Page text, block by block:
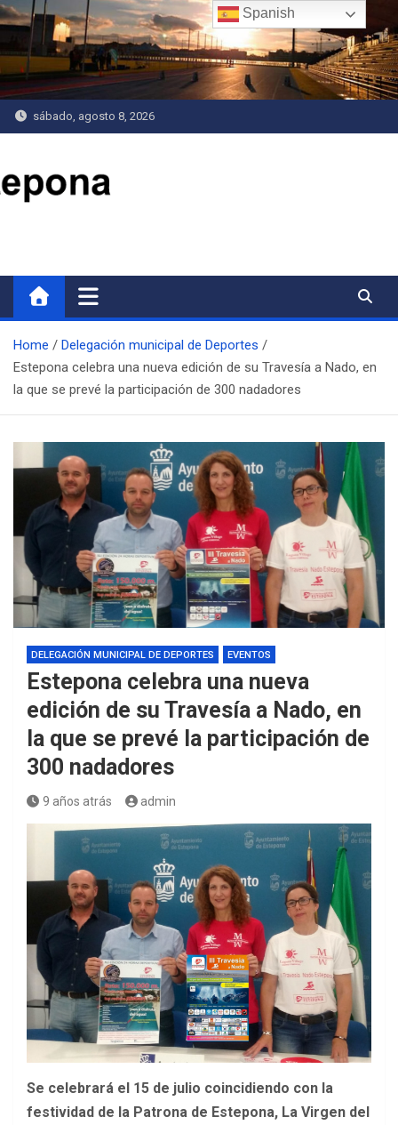
Saltar
contenido
sábado, agosto 8, 2026
Home
Delegación municipal de Deportes
Estepona celebra una nueva edición de su Travesía a Nado, en
la que se prevé la participación de 300 nadadores
DELEGACIÓN MUNICIPAL DE DEPORTES EVENTOS
Estepona celebra una nueva
edición de su Travesía a Nado, en
la que se prevé la participación de
300 nadadores
9 años atrás admin
Se celebrará el 15 de julio coincidiendo con la
festividad de la Patrona de Estepona, La Virgen del
Spanish